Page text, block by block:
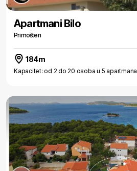
Apartmani Bilo
Primošten
184m
Kapacitet: od 2 do 20 osoba u 5 apartmana